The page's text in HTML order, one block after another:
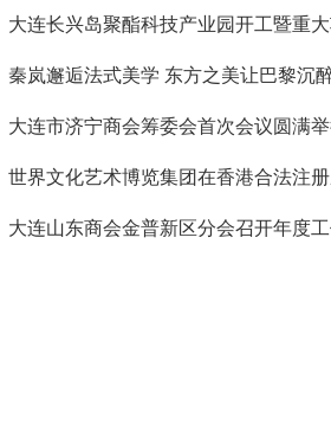
大连长兴岛聚酯科技产业园开工暨重
秦岚邂逅法式美学 东方之美让巴黎沉
大连市济宁商会筹委会首次会议圆满
世界文化艺术博览集团在香港合法注
大连山东商会金普新区分会召开年度